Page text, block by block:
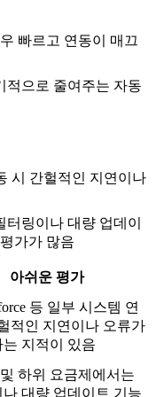
빠르고 연동이 매끄
적으로 줄여주는 자동
시 간헐적인 지연이나
링이나 대량 업데이
가가 많음
아쉬운 평가
등 일부 시스템 연
적인 지연이나 오류가
지적이 있음
하위 요금제에서는
나 대량 업데이트 기능